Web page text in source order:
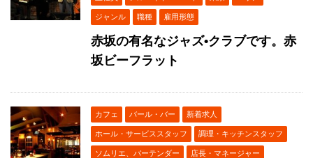
ジャンル 職種 雇用形態
赤坂の有名なジャズ•クラブです。赤
坂ビーフラット
カフェ バール・バー 新着求人
ホール・サービススタッフ 調理・キッチンスタッフ
ソムリエ、バーテンダー 店長・マネージャー